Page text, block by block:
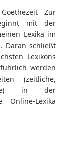
Zur
mit der
Lexika im
Daran schließt
Lexikons
werden
(zeitliche,
in der
Online-Lexika